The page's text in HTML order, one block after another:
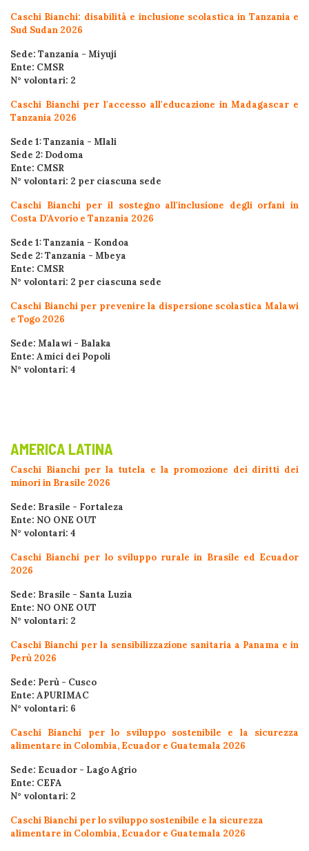
Caschi Bianchi: disabilità e inclusione scolastica in Tanzania e
Sud Sudan 2026
Sede: Tanzania - Miyuji
Ente: CMSR
N° volontari: 2
Caschi Bianchi per l'accesso all'educazione in Madagascar e
Tanzania 2026
Sede 1: Tanzania - Mlali
Sede 2: Dodoma
Ente: CMSR
N° volontari: 2 per ciascuna sede
Caschi Bianchi per il sostegno all'inclusione degli orfani in
Costa D'Avorio e Tanzania 2026
Sede 1: Tanzania - Kondoa
Sede 2: Tanzania - Mbeya
Ente: CMSR
N° volontari: 2 per ciascuna sede
Caschi Bianchi per prevenire la dispersione scolastica Malawi
e Togo 2026
Sede: Malawi - Balaka
Ente: Amici dei Popoli
N° volontari: 4
AMERICA LATINA
Caschi Bianchi per la tutela e la promozione dei diritti dei
minori in Brasile 2026
Sede: Brasile - Fortaleza
Ente: NO ONE OUT
N° volontari: 4
Caschi Bianchi per lo sviluppo rurale in Brasile ed Ecuador
2026
Sede: Brasile - Santa Luzia
Ente: NO ONE OUT
N° volontari: 2
Caschi Bianchi per la sensibilizzazione sanitaria a Panama e in
Perù 2026
Sede: Perù - Cusco
Ente: APURIMAC
N° volontari: 6
Caschi Bianchi per lo sviluppo sostenibile e la sicurezza
alimentare in Colombia, Ecuador e Guatemala 2026
Sede: Ecuador - Lago Agrio
Ente: CEFA
N° volontari: 2
Caschi Bianchi per lo sviluppo sostenibile e la sicurezza
alimentare in Colombia, Ecuador e Guatemala 2026